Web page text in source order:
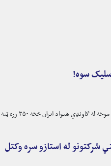
څخه ۳۵۰ زره ټنه نفتي مواد را واردوي.
له استازو سره وکتل